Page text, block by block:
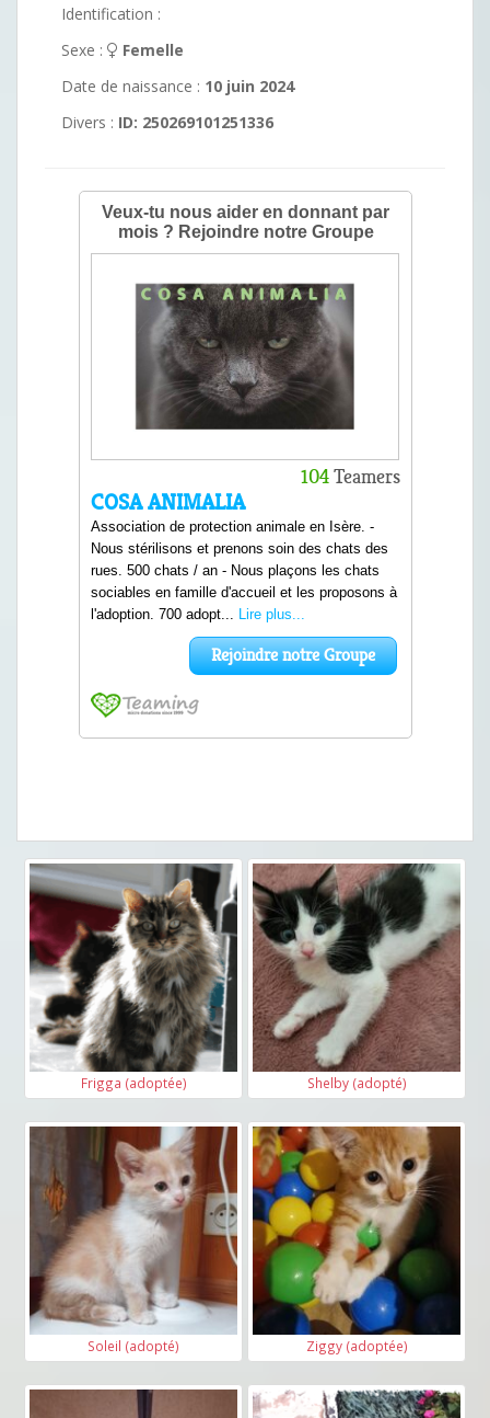
Identification :
Sexe :
Femelle
Date de naissance : 10 juin 2024
Divers : ID: 250269101251336
Frigga (adoptée) Shelby (adopté)
Soleil (adopté) Ziggy (adoptée)